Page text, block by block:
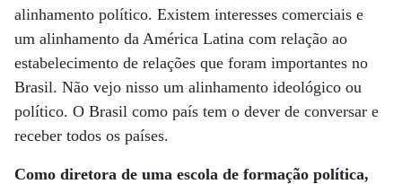
alinhamento político. Existem interesses comerciais e
um alinhamento da América Latina com relação ao
estabelecimento de relações que foram importantes no
Brasil. Não vejo nisso um alinhamento ideológico ou
político. O Brasil como país tem o dever de conversar e
receber todos os países.
Como diretora de uma escola de formação política,